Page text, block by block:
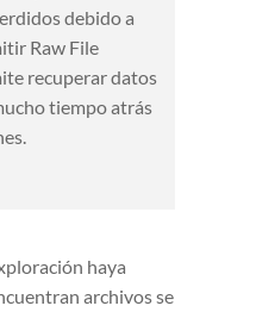
debido a
Raw File
recuperar datos
tiempo atrás
haya
archivos se